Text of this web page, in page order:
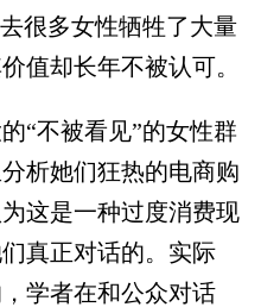
很多女性牺牲了大量
值却长年不被认可。
不被看见”的女性群
析她们狂热的电商购
这是一种过度消费现
真正对话的。实际
学者在和公众对话